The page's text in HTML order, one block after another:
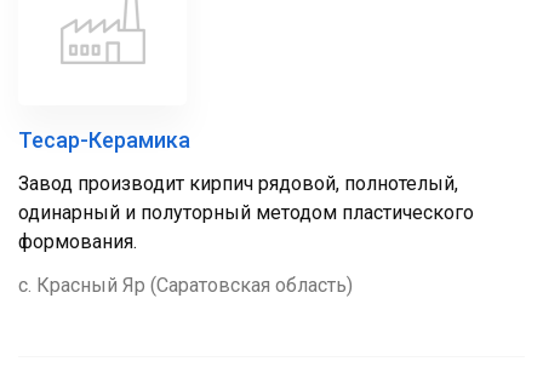
Тесар-Керамика
Завод производит кирпич рядовой, полнотелый,
одинарный и полуторный методом пластического
формования.
с. Красный Яр (Саратовская область)